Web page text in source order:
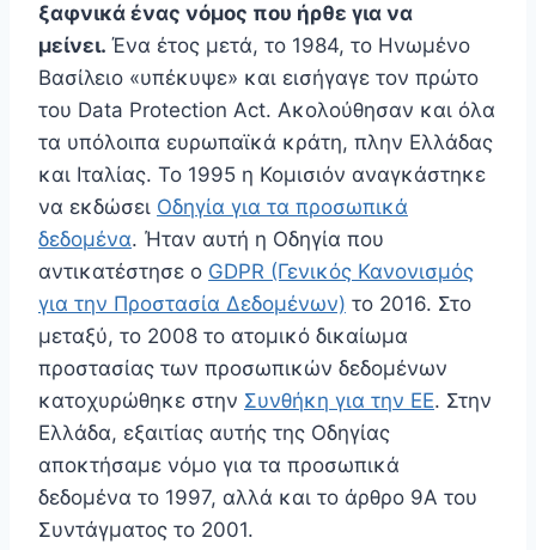
ξαφνικά ένας νόμος που ήρθε για να
μείνει. Ένα έτος μετά, το 1984, το Ηνωμένο
Βασίλειο «υπέκυψε» και εισήγαγε τον πρώτο
του Data Protection Act. Ακολούθησαν και όλα
τα υπόλοιπα ευρωπαϊκά κράτη, πλην Ελλάδας
και Ιταλίας. To 1995 η Κομισιόν αναγκάστηκε
να εκδώσει Οδηγία για τα προσωπικά
δεδομένα. Ήταν αυτή η Οδηγία που
αντικατέστησε ο GDPR (Γενικός Κανονισμός
για την Προστασία Δεδομένων) το 2016. Στο
μεταξύ, το 2008 το ατομικό δικαίωμα
προστασίας των προσωπικών δεδομένων
κατοχυρώθηκε στην Συνθήκη για την ΕΕ. Στην
Ελλάδα, εξαιτίας αυτής της Οδηγίας
αποκτήσαμε νόμο για τα προσωπικά
δεδομένα το 1997, αλλά και το άρθρο 9Α του
Συντάγματος το 2001.